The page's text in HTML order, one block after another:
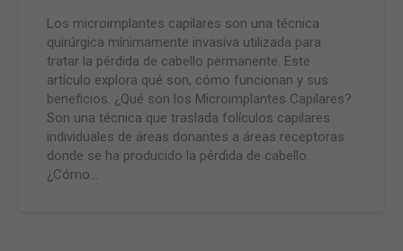
Los microimplantes capilares son una técnica
quirúrgica mínimamente invasiva utilizada para
tratar la pérdida de cabello permanente. Este
artículo explora qué son, cómo funcionan y sus
beneficios. ¿Qué son los Microimplantes Capilares?
Son una técnica que traslada folículos capilares
individuales de áreas donantes a áreas receptoras
donde se ha producido la pérdida de cabello.
¿Cómo…